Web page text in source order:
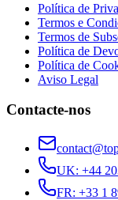
Política de
Termos e
Termos de
Política de
Política de
Aviso Legal
Contacte-nos
UK: +44
FR: +33 1